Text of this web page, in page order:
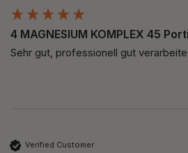
4 MAGNESIUM KOMPLEX 45
Sehr gut, professionell gut
Verified Customer